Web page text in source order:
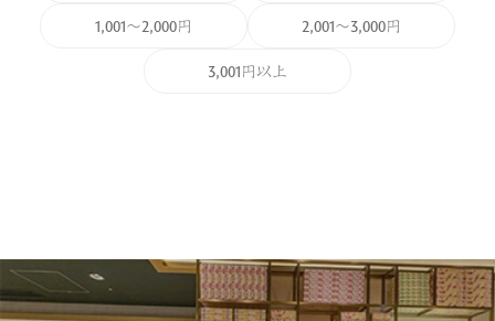
1,001～2,000円 2,001～3,000円
3,001円以上